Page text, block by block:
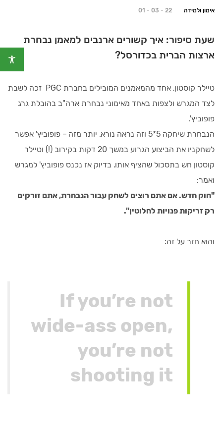
אימון ולמידה 01 - 03 - 22
שעת סיפור: איך קשורים ארנבים למאמן נבחרת
ארצות הברית בכדורסל?
טיילר קוסטון, אחד מהמאמנים המובילים בחברת PGC זכה לשבת
לצד המגרש ולצפות באחד מאימוני נבחרת ארה"ב בהובלת גרג
פופוביץ'.
הנבחרת שיחקה 5*5 וזה נראה נורא. יותר מזה – פופוביץ' אפשר
לשחקניו את הביצוע הגרוע במשך 20 דקות בקירוב (!) וטיילר
קוסטון חש בתסכול שהציף אותו. בדיוק אז נכנס פופוביץ' למגרש
ואמר:
"חוק חדש. אם אתם רוצים לשחק עבור הנבחרת, אתם זורקים
רק זריקות פנויות לחלוטין".
והוא חזר על זה:
If you’re not
wide-ass open,
you’re not
shooting it